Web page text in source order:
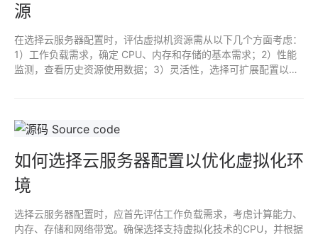
源
在选择云服务器配置时，评估虚拟机资源需从以下几个方面考虑：
1）工作负载需求，确定 CPU、内存和存储的基本需求；2）性能
监测，查看历史资源使用数据；3）灵活性，选择可扩展配置以应
如何选择云服务器配置以优化虚拟化环
境
选择云服务器配置时，应首先评估工作负载需求，考虑计算能力、
内存、存储和网络带宽。确保选择支持虚拟化技术的CPU，并根据